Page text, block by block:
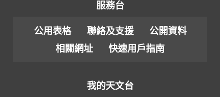
服務台
公用表格 聯絡及支援
公開資料
相關網址
快速用戶指南
我的天文台